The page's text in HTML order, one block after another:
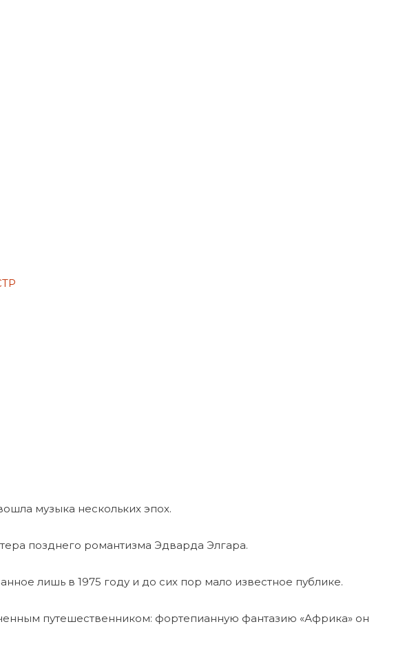
музыка нескольких эпох.
позднего романтизма Эдварда Элгара.
лишь в 1975 году и до сих пор мало известное публике.
путешественником: фортепианную фантазию «Африка» он